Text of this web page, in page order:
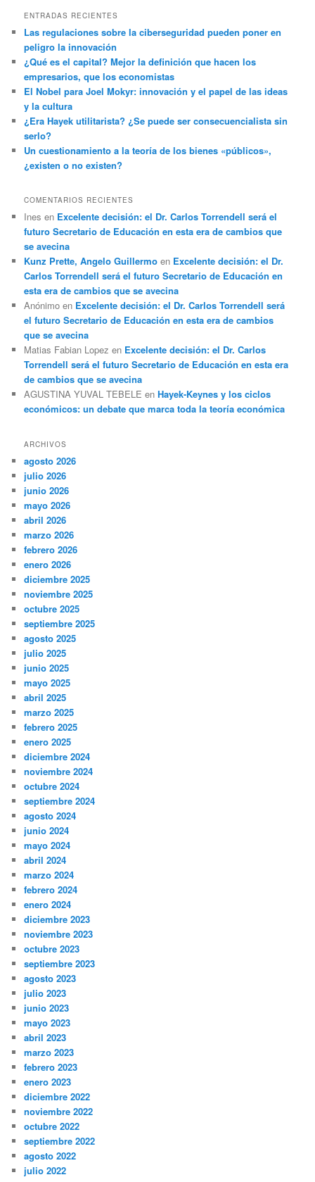
ENTRADAS RECIENTES
Las regulaciones sobre la ciberseguridad pueden poner en
peligro la innovación
¿Qué es el capital? Mejor la definición que hacen los
empresarios, que los economistas
El Nobel para Joel Mokyr: innovación y el papel de las ideas
y la cultura
¿Era Hayek utilitarista? ¿Se puede ser consecuencialista sin
serlo?
Un cuestionamiento a la teoría de los bienes «públicos»,
¿existen o no existen?
COMENTARIOS RECIENTES
Ines en Excelente decisión: el Dr. Carlos Torrendell será el
futuro Secretario de Educación en esta era de cambios que
se avecina
Kunz Prette, Angelo Guillermo en Excelente decisión: el Dr.
Carlos Torrendell será el futuro Secretario de Educación en
esta era de cambios que se avecina
Anónimo en Excelente decisión: el Dr. Carlos Torrendell será
el futuro Secretario de Educación en esta era de cambios
que se avecina
Matias Fabian Lopez en Excelente decisión: el Dr. Carlos
Torrendell será el futuro Secretario de Educación en esta era
de cambios que se avecina
AGUSTINA YUVAL TEBELE enHayek-Keynes y los ciclos
económicos: un debate que marca toda la teoría económica
ARCHIVOS
agosto 2026
julio 2026
junio 2026
mayo 2026
abril 2026
marzo 2026
febrero 2026
enero 2026
diciembre 2025
noviembre 2025
octubre 2025
septiembre 2025
agosto 2025
julio 2025
junio 2025
mayo 2025
abril 2025
marzo 2025
febrero 2025
enero 2025
diciembre 2024
noviembre 2024
octubre 2024
septiembre 2024
agosto 2024
junio 2024
mayo 2024
abril 2024
marzo 2024
febrero 2024
enero 2024
diciembre 2023
noviembre 2023
octubre 2023
septiembre 2023
agosto 2023
julio 2023
junio 2023
mayo 2023
abril 2023
marzo 2023
febrero 2023
enero 2023
diciembre 2022
noviembre 2022
octubre 2022
septiembre 2022
agosto 2022
julio 2022